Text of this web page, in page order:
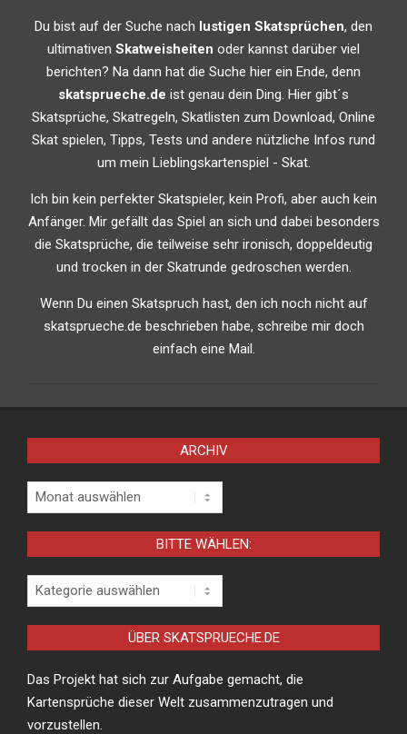
Du bist auf der Suche nach lustigen Skatsprüchen, den
ultimativen Skatweisheiten oder kannst darüber viel
berichten? Na dann hat die Suche hier ein Ende, denn
skatsprueche.de ist genau dein Ding. Hier gibt´s
Skatsprüche, Skatregeln, Skatlisten zum Download, Online
Skat spielen, Tipps, Tests und andere nützliche Infos rund
um mein Lieblingskartenspiel - Skat.
Ich bin kein perfekter Skatspieler, kein Profi, aber auch kein
Anfänger. Mir gefällt das Spiel an sich und dabei besonders
die Skatsprüche, die teilweise sehr ironisch, doppeldeutig
und trocken in der Skatrunde gedroschen werden.
Wenn Du einen Skatspruch hast, den ich noch nicht auf
skatsprueche.de beschrieben habe, schreibe mir doch
einfach eine Mail.
ARCHIV
Archiv
BITTE WÄHLEN:
Bitte
wählen:
ÜBER SKATSPRUECHE.DE
Das Projekt hat sich zur Aufgabe gemacht, die
Kartensprüche dieser Welt zusammenzutragen und
vorzustellen.